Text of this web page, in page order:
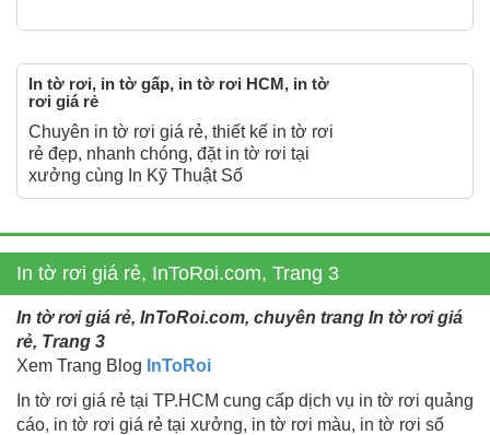
In tờ rơi, in tờ gấp, in tờ rơi HCM, in tờ
rơi giá rẻ
Chuyên in tờ rơi giá rẻ, thiết kế in tờ rơi
rẻ đẹp, nhanh chóng, đặt in tờ rơi tại
xưởng cùng In Kỹ Thuật Số
In tờ rơi giá rẻ, InToRoi.com, Trang 3
In tờ rơi giá rẻ, InToRoi.com, chuyên trang In tờ rơi giá
rẻ, Trang 3
Xem Trang Blog InToRoi
In tờ rơi giá rẻ tại TP.HCM cung cấp dịch vụ in tờ rơi quảng
cáo, in tờ rơi giá rẻ tại xưởng, in tờ rơi màu, in tờ rơi số